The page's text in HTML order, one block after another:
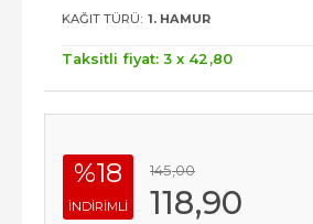
KAĞIT TÜRÜ: 1. HAMUR
Taksitli fiyat: 3 x 42 ,80
%18
INDIRIMLI
145,00
118,90